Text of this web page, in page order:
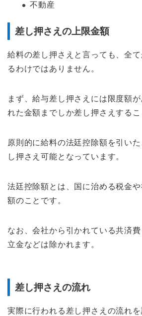
不動産
差し押さえの上限金額
給料の差し押さえと言っても、全
るわけではありません。
まず、給与差し押さえには限度額
れた金額までしか差し押さえするこ
原則的に給料の法廷控除額を引い
し押さえ可能となっています。
法廷控除額とは、国に治める税金
額のことです。
なお、会社から引かれている共済
立金などは除かれます。
差し押さえの流れ
実際に行われる差し押さえの流れ